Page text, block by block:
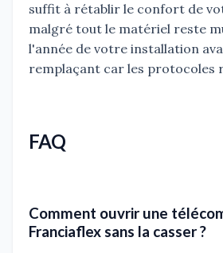
suffit à rétablir le confort de
malgré tout le matériel reste
l'année de votre installation
remplaçant car les protocoles
FAQ
Comment ouvrir une
Franciaflex sans la casser ?